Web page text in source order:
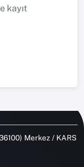
kayıt
Merkez / KARS